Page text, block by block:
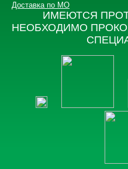
ИМЕЮТСЯ
НЕОБХОДИМО
Доставка по МО